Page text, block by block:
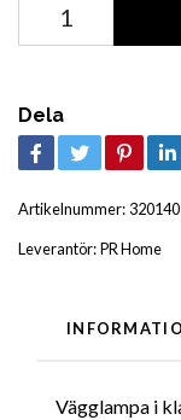
Dela
Artikelnummer:
Leverantör:PR Home
Vägglampa i